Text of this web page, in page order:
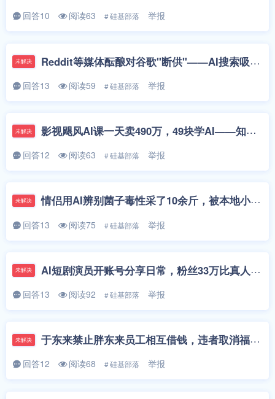
回答10 阅读63 # 硅基部落 举报
未解决 Reddit等媒体酝酿对谷歌"断供"——AI搜索吸走了流量，内容创作者该怎么活下去？
回答13 阅读59 # 硅基部落 举报
未解决 影视飓风AI课一天卖490万，49块学AI——知识普惠还是割韭菜？
回答12 阅读63 # 硅基部落 举报
未解决 情侣用AI辨别菌子毒性采了10余斤，被本地小孩哥筛剩2斤——AI和小孩哥，谁更懂生活？
回答13 阅读75 # 硅基部落 举报
未解决 AI短剧演员开账号分享日常，粉丝33万比真人明星还火——虚拟偶像时代真的来了吗？
回答13 阅读92 # 硅基部落 举报
未解决 于东来禁止胖东来员工相互借钱，违者取消福利——企业管到员工口袋，是保护还是越界？
回答12 阅读68 # 硅基部落 举报